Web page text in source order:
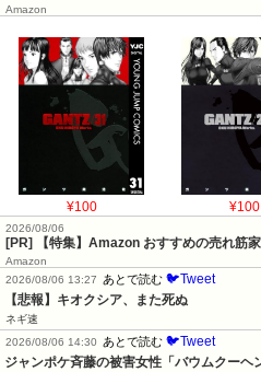
Amazon
¥100 ¥100
2026/08/06
[PR] 【特集】Amazon おすすめの売れ筋
Amazon
2026/08/06 13:27
あとで読む 🐦Tweet
【悲報】キオクシア、また死ぬ
ネギ速
2026/08/06 14:30
あとで読む 🐦Tweet
ジャンポケ斉藤の被害女性「バウムクー